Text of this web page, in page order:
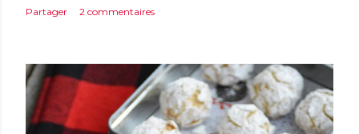
Partager 2 commentaires